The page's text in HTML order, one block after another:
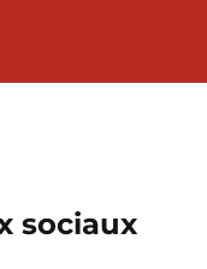
sociaux